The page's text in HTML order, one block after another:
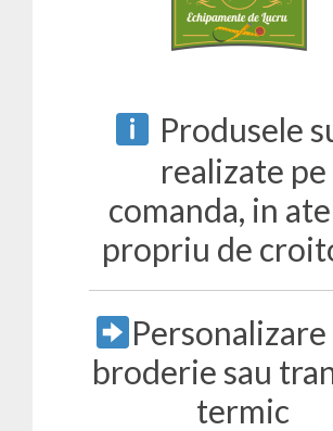
Produsele
realizate pe
comanda, in
propriu de
broderie sau
termic